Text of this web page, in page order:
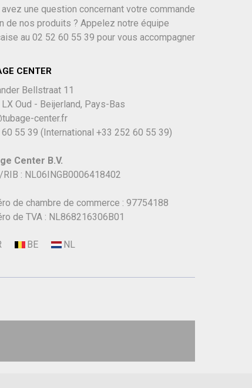
une question concernant votre commande
de nos produits ? Appelez notre équipe
au 02 52 60 55 39 pour vous accompagner
CENTER
Bellstraat 11
Oud - Beijerland, Pays-Bas
center.fr
55 39 (International +33 252 60 55 39)
Center B.V.
RIB : NL06INGB0006418402
de chambre de commerce : 97754188
de TVA : NL868216306B01